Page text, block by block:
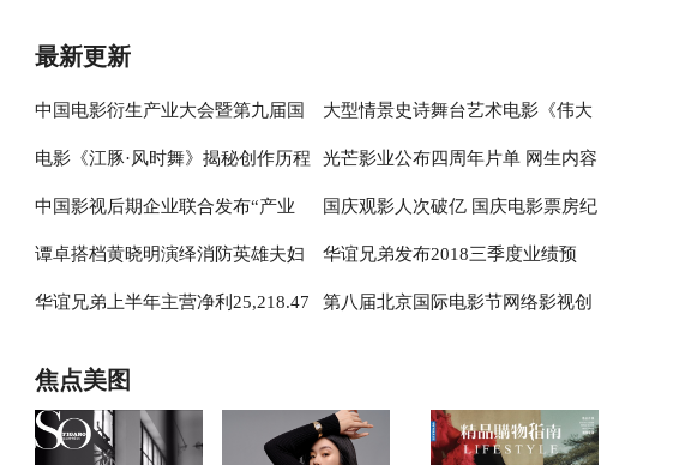
最新更新
中国电影衍生产业大会暨第九届国
际电影IP授权与衍生产业开发高峰
论坛举办
大型情景史诗舞台艺术电影《伟大
征程》 首映式在京举行
电影《江豚·风时舞》揭秘创作历程
六年艰难光阴只为铸就大美国风
光芒影业公布四周年片单 网生内容
创新表达
中国影视后期企业联合发布“产业
自救、共同‘战疫’”倡议书
国庆观影人次破亿 国庆电影票房纪
录创新高
谭卓搭档黄晓明演绎消防英雄夫妇
主演电影《烈火英雄》致敬“最美
华谊兄弟发布2018三季度业绩预
告：主营净利润上涨
华谊兄弟上半年主营净利25,218.47 第八届北京国际电影节网络影视创
焦点美图